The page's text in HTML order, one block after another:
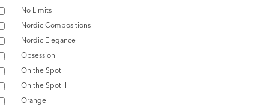
No Limits
Nordic Compositions
Nordic Elegance
Obsession
On the Spot
On the Spot II
Orange